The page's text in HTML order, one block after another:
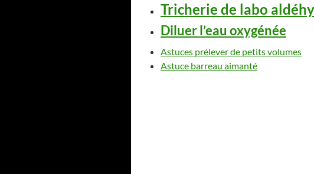
Tricherie de labo
Diluer l’eau oxygénée
Astuces prélever de petits volumes
Astuce barreau aimanté